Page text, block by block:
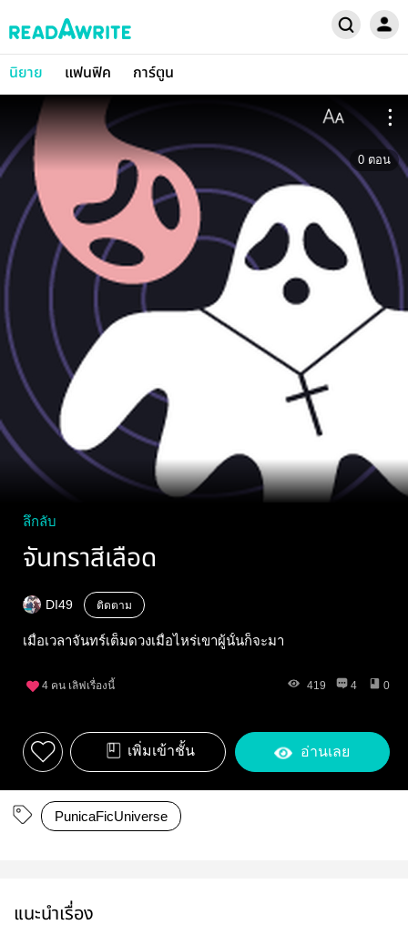
นิยาย แฟนฟิค การ์ตูน
0 ตอน
ลึกลับ
จันทราสีเลือด
DI49 ติดตาม
เมื่อเวลาจันทร์เต็มดวงเมื่อไหร่เขาผู้นั้นก็จะมา
4 คน เลิฟเรื่องนี้ 419 4 0
เพิ่มเข้าชั้น อ่านเลย
PunicaFicUniverse
แนะนำเรื่อง